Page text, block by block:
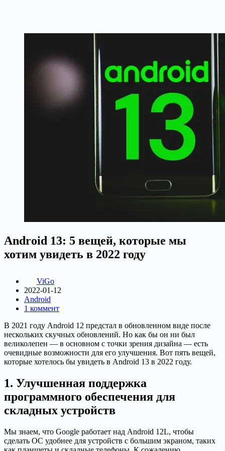
Android 13: 5 вещей, которые мы
хотим увидеть в 2022 году
ViGo
2022-01-12
Android
1 коммент
В 2021 году Android 12 предстал в обновленном виде после
нескольких скучных обновлений. Но как бы он ни был
великолепен — в основном с точки зрения дизайна — есть
очевидные возможности для его улучшения. Вот пять вещей,
которые хотелось бы увидеть в Android 13 в 2022 году.
1. Улучшенная поддержка
программного обеспечения для
складных устройств
Мы знаем, что Google работает над Android 12L, чтобы
сделать ОС удобнее для устройств с большим экраном, таких